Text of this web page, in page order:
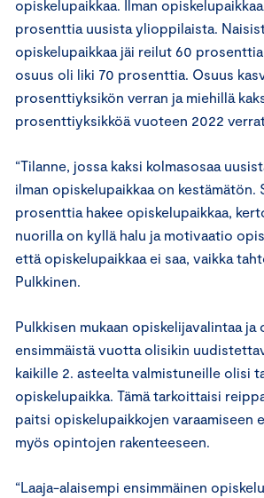
opiskelupaikkaa. Ilman
prosenttia uusista ylioppilaista.
opiskelupaikkaa jäi reilut 60
osuus oli liki 70 prosenttia. Osuus
prosenttiyksikön verran ja miehillä
prosenttiyksikköä vuoteen 2022
“Tilanne, jossa kaksi kolmasosaa
ilman opiskelupaikkaa on kestämätön.
prosenttia hakee opiskelupaikkaa,
nuorilla on kyllä halu ja motivaatio
että opiskelupaikkaa ei saa, vaikka
Pulkkinen.
Pulkkisen mukaan opiskelijavalintaa ja
ensimmäistä vuotta olisikin
kaikille 2. asteelta valmistuneille olisi
opiskelupaikka. Tämä tarkoittaisi
paitsi opiskelupaikkojen varaamiseen
myös opintojen rakenteeseen.
“Laaja-alaisempi ensimmäinen